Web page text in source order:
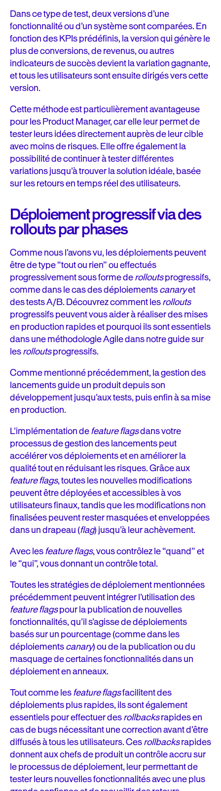
Dans ce type de test, deux versions d’une
fonctionnalité ou d’un système sont comparées. En
fonction des KPIs prédéfinis, la version qui génère le
plus de conversions, de revenus, ou autres
indicateurs de succès devient la variation gagnante,
et tous les utilisateurs sont ensuite dirigés vers cette
version.
Cette méthode est particulièrement avantageuse
pour les Product Manager, car elle leur permet de
tester leurs idées directement auprès de leur cible
avec moins de risques. Elle offre également la
possibilité de continuer à tester différentes
variations jusqu’à trouver la solution idéale, basée
sur les retours en temps réel des utilisateurs.
Déploiement progressif via des
rollouts par phases
Comme nous l’avons vu, les déploiements peuvent
être de type “tout ou rien” ou effectués
progressivement sous forme derolloutsprogressifs,
comme dans le cas des déploiementscanaryet
des tests A/B. Découvrez comment lesrollouts
progressifs peuvent vous aider à réaliser des mises
en production rapides et pourquoi ils sont essentiels
dans une méthodologie Agile dans notre guide sur
lesrolloutsprogressifs.
Comme mentionné précédemment, la gestion des
lancements guide un produit depuis son
développement jusqu’aux tests, puis enfin à sa mise
en production.
L’implémentation defeature flagsdans votre
processus de gestion des lancements peut
accélérer vos déploiements et en améliorer la
qualité tout en réduisant les risques. Grâce aux
feature flags, toutes les nouvelles modifications
peuvent être déployées et accessibles à vos
utilisateurs finaux, tandis que les modifications non
finalisées peuvent rester masquées et enveloppées
dans un drapeau (flag) jusqu’à leur achèvement.
Avec lesfeature flags, vous contrôlez le “quand” et
le “qui”, vous donnant un contrôle total.
Toutes les stratégies de déploiement mentionnées
précédemment peuvent intégrer l’utilisation des
feature flagspour la publication de nouvelles
fonctionnalités, qu’il s’agisse de déploiements
basés sur un pourcentage (comme dans les
déploiementscanary) ou de la publication ou du
masquage de certaines fonctionnalités dans un
déploiement en anneaux.
Tout comme lesfeature flagsfacilitent des
déploiements plus rapides, ils sont également
essentiels pour effectuer desrollbacksrapides en
cas de bugs nécessitant une correction avant d’être
diffusés à tous les utilisateurs. Cesrollbacksrapides
donnent aux chefs de produit un contrôle accru sur
le processus de déploiement, leur permettant de
tester leurs nouvelles fonctionnalités avec une plus